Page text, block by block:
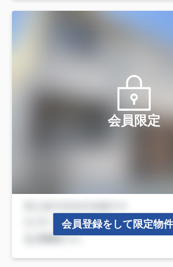
会員限定
会員登録をして限定物